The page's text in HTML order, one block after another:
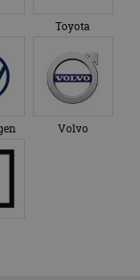
Toyota
Volvo